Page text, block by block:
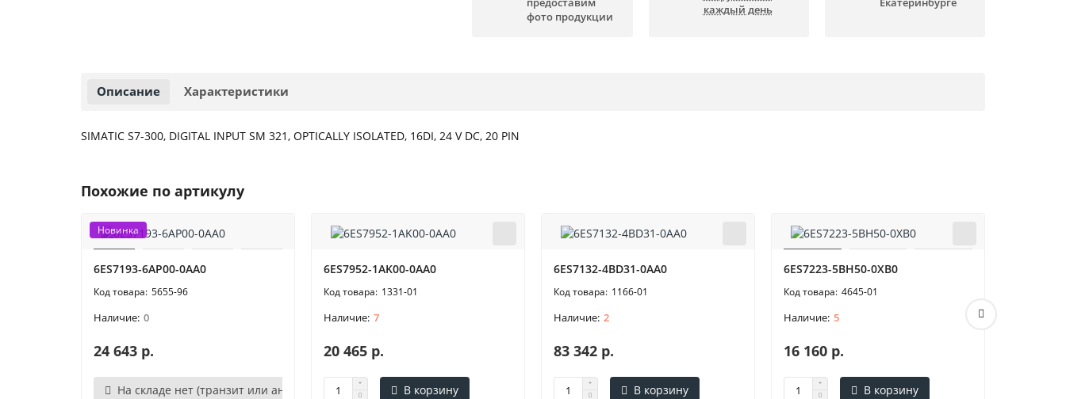
фото продукции
каждый день
Описание Характеристики
SIMATIC S7-300, DIGITAL INPUT SM 321, OPTICALLY ISOLATED, 16DI, 24 V DC, 20 PIN
Похожие по артикулу
Новинка
6ES7193-6AP00-0AA0
5655-96
0
24 643 р.
На складе нет (транзит или аналог)
6ES7952-1AK00-0AA0
1331-01
7
20 465 р.
В корзину
6ES7132-4BD31-0AA0
1166-01
2
83 342 р.
В корзину
6ES7223-5BH50-0XB0
4645-01
5
16 160 р.
В корзину